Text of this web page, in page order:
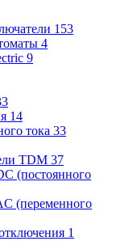
153
4
9
14
тока 33
TDM 37
(постоянного
(переменного
1